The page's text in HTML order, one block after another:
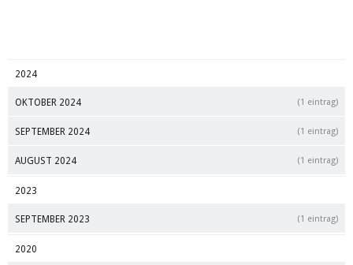
2024
OKTOBER 2024 (1 eintrag)
SEPTEMBER 2024 (1 eintrag)
AUGUST 2024 (1 eintrag)
2023
SEPTEMBER 2023 (1 eintrag)
2020